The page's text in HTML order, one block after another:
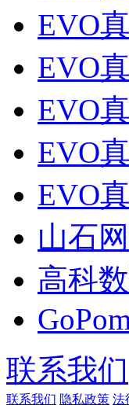
EVO
EVO
EVO
EVO
EVO
山石
高科
联系我们
联系我们 隐私政策 法